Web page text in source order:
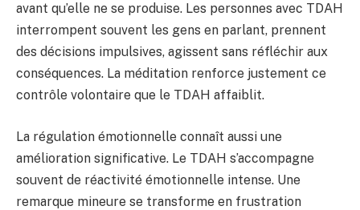
avant qu’elle ne se produise. Les personnes avec TDAH
interrompent souvent les gens en parlant, prennent
des décisions impulsives, agissent sans réfléchir aux
conséquences. La méditation renforce justement ce
contrôle volontaire que le TDAH affaiblit.
La régulation émotionnelle connaît aussi une
amélioration significative. Le TDAH s’accompagne
souvent de réactivité émotionnelle intense. Une
remarque mineure se transforme en frustration